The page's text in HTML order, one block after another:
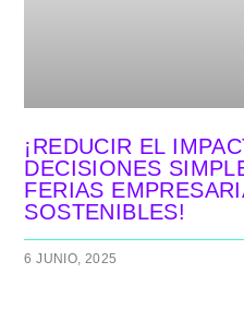
¡REDUCIR EL
DECISIONES
FERIAS
SOSTENIBLES!
6 JUNIO, 2025